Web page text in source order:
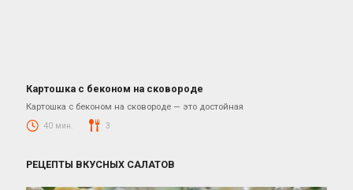
Блюда из картошки
Картошка с беконом на сковороде
Картошка с беконом на сковороде — это достойная
40 мин. 3
РЕЦЕПТЫ ВКУСНЫХ САЛАТОВ